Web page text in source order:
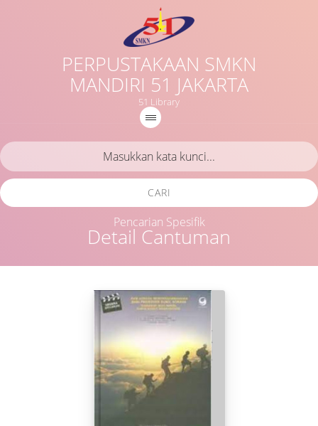
PERPUSTAKAAN SMKN
MANDIRI 51 JAKARTA
51 Library
Detail Cantuman
CARI
Pencarian Spesifik